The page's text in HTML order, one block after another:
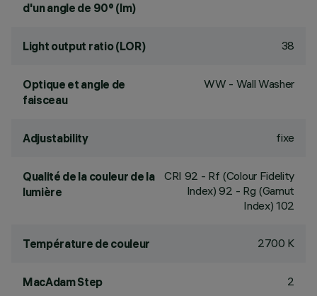
d'un angle de 90° (lm)
Light output ratio (LOR) 38
Optique et angle de
faisceau
WW - Wall Washer
Adjustability fixe
Qualité de la couleur de la
lumière
CRI 92 - Rf (Colour Fidelity
Index) 92 - Rg (Gamut
Index) 102
Température de couleur 2700 K
MacAdam Step 2